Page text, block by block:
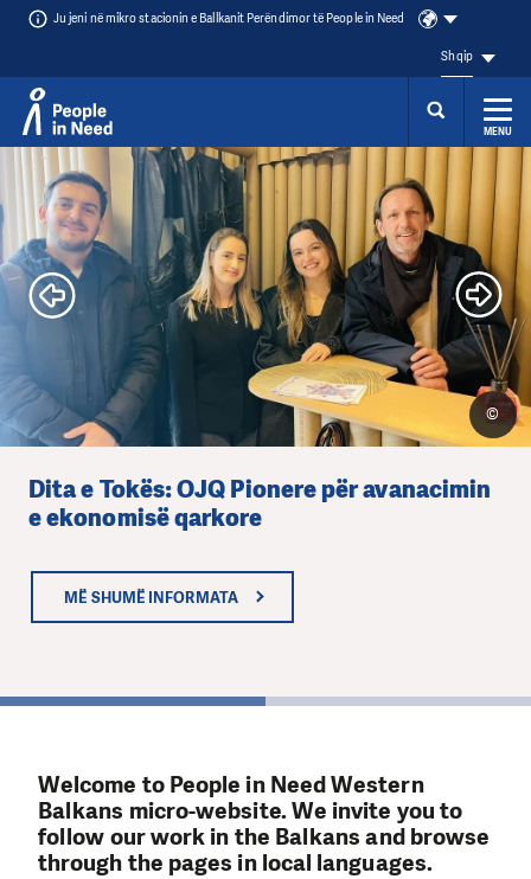
Přeskočit na obsah
Ju jeni në mikro stacionin e Ballkanit Perëndimor të People in Need
Shqip
MENU
©
Dita e Tokës: OJQ Pionere për avanacimin
e ekonomisë qarkore
MË SHUMË INFORMATA
Ekonomia qarkore në Kosovë: Riciklimi
dhe rruga përpara
1
Welcome to People in Need Western
Balkans micro-website. We invite you to
follow our work in the Balkans and browse
through the pages in local languages.